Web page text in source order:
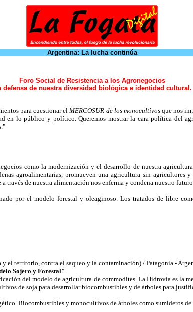
Argentina: La lucha continúa
Foro Social de Resistencia a los Agronegocios
defensa de nuestra diversidad biológica e identidad cultural.
para cuestionar elMERCOSUR de los monocultivos que nos
lo público y político. Queremos mostrar la cara política del
como la modernización y el desarrollo de nuestra
agroalimentarias, promueven una agricultura sin agricultores
de nuestra alimentación nos enferma y condena nuestro
por el modelo forestal y oleaginoso. Los tratados de libre
el territorio, contra el saqueo y la contaminación) / Patagonia -
Sojero y Forestal"
del modelo de agricultura de commodites. La Hidrovía es la
de soja para desarrollar biocombustibles y de árboles para
Biocombustibles y monocultivos de árboles como sumideros de